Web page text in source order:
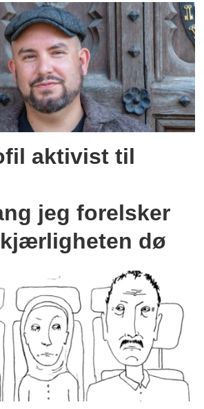
aktivist til
jeg forelsker
kjærligheten dø